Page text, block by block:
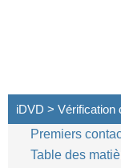
iDVD > Vérification
Premiers
Table des